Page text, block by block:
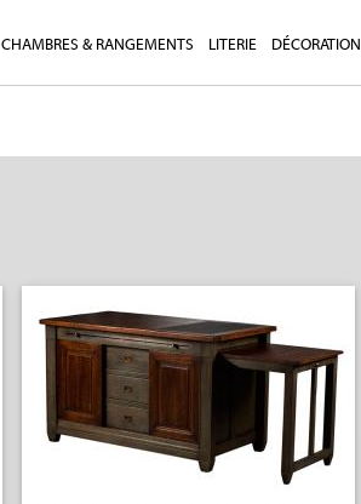
CHAMBRES & RANGEMENTS LITERIE DÉCORATION